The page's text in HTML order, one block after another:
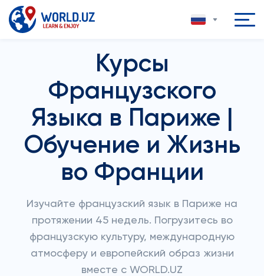
Курсы
Французского
Языка в Париже |
Обучение и Жизнь
во Франции
Изучайте французский язык в Париже на
протяжении 45 недель. Погрузитесь во
французскую культуру, международную
атмосферу и европейский образ жизни
вместе с WORLD.UZ